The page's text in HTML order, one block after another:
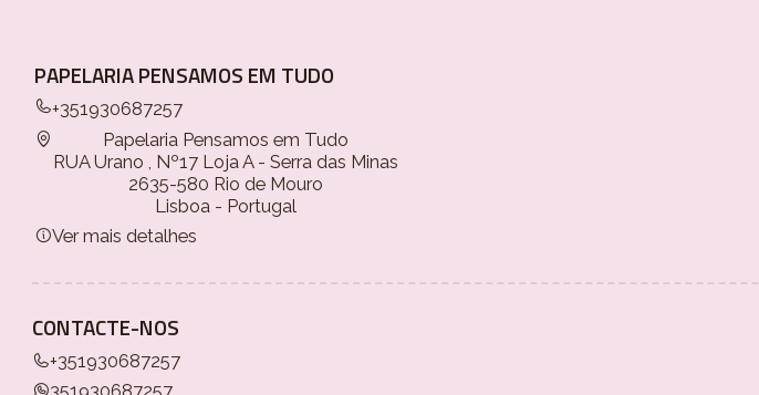
PAPELARIA PENSAMOS EM TUDO
+351930687257
Papelaria Pensamos em Tudo
RUA Urano , Nº17 Loja A - Serra das Minas
2635-580 Rio de Mouro
Lisboa - Portugal
Ver mais detalhes
CONTACTE-NOS
+351930687257